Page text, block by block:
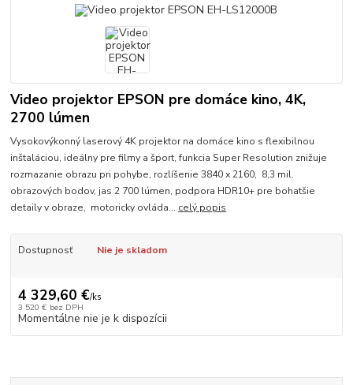
Video projektor EPSON pre domáce kino, 4K,
2700 lúmen
Vysokovýkonný laserový 4K projektor na domáce kino s flexibilnou
inštaláciou, ideálny pre filmy a šport, funkcia Super Resolution znižuje
rozmazanie obrazu pri pohybe, rozlíšenie 3840 x 2160, 8,3 mil.
obrazových bodov, jas 2 700 lúmen, podpora HDR10+ pre bohatšie
detaily v obraze, motoricky ovláda... celý popis
Dostupnosť Nie je skladom
4 329,60 €/ks
3 520 € bez DPH
Momentálne nie je k dispozícii